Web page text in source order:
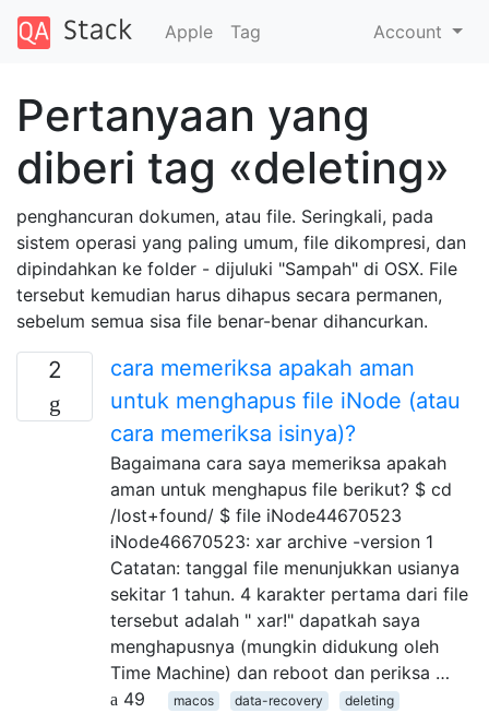
Apple Tag Account
Pertanyaan yang
diberi tag «deleting»
penghancuran dokumen, atau file. Seringkali, pada
sistem operasi yang paling umum, file dikompresi, dan
dipindahkan ke folder - dijuluki "Sampah" di OSX. File
tersebut kemudian harus dihapus secara permanen,
sebelum semua sisa file benar-benar dihancurkan.
2
cara memeriksa apakah aman
untuk menghapus file iNode (atau
cara memeriksa isinya)?
Bagaimana cara saya memeriksa apakah
aman untuk menghapus file berikut? $ cd
/lost+found/ $ file iNode44670523
iNode46670523: xar archive -version 1
Catatan: tanggal file menunjukkan usianya
sekitar 1 tahun. 4 karakter pertama dari file
tersebut adalah " xar!" dapatkah saya
menghapusnya (mungkin didukung oleh
Time Machine) dan reboot dan periksa …
49
macos data-recovery deleting